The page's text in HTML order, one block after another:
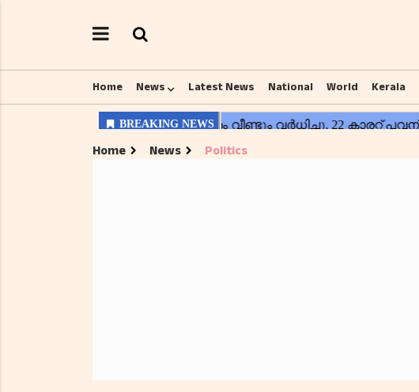
Home News Latest News National World Kerala
Home News Politics